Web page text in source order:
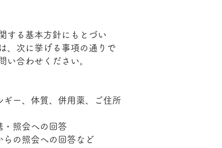
する基本方針にもとづい
、次に挙げる事項の通りで
い合わせください。​
ー、体質、併用薬、ご住所
・照会への回答
の照会への回答など